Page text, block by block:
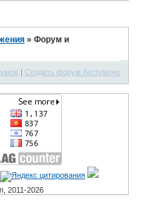
»Форум и
| Создать форум бесплатно
2011-2026